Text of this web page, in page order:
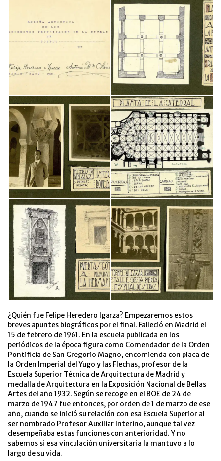
¿Quién fue Felipe Heredero Igarza? Empezaremos estos
breves apuntes biográficos por el final. Falleció en Madrid el
15 de febrero de 1961. En la esquela publicada en los
periódicos de la época figura como Comendador de la Orden
Pontificia de San Gregorio Magno, encomienda con placa de
la Orden Imperial del Yugo y las Flechas, profesor de la
Escuela Superior Técnica de Arquitectura de Madrid y
medalla de Arquitectura en la Exposición Nacional de Bellas
Artes del año 1932. Según se recoge en el BOE de 24 de
marzo de 1947 fue entonces, por orden de 1 de marzo de ese
año, cuando se inició su relación con esa Escuela Superior al
ser nombrado Profesor Auxiliar Interino, aunque tal vez
desempeñaba estas funciones con anterioridad. Y no
sabemos si esa vinculación universitaria la mantuvo a lo
largo de su vida.